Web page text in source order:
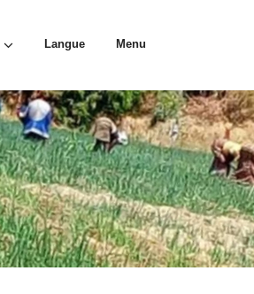
Langue Menu